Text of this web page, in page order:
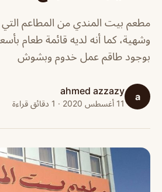
مطعم بيت المندي من المطاعم التي
وشهية، كما أنه لديه قائمة طعام
بوجود طاقم عمل خدوم وبشوش
a
ahmed azzazy
11 أغسطس 2020 · 1 دقائق قراءة